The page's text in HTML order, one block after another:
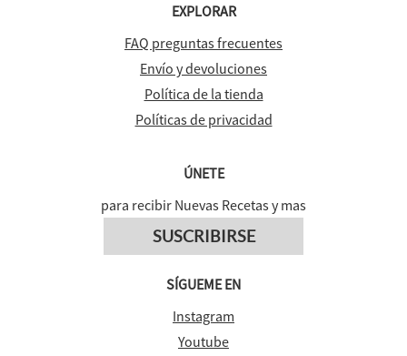
EXPLORAR
FAQ preguntas frecuentes
Envío y devoluciones
Política de la tienda
Políticas de privacidad
ÚNETE
para recibir Nuevas Recetas y mas
SUSCRIBIRSE
SÍGUEME EN
Instagram
Youtube